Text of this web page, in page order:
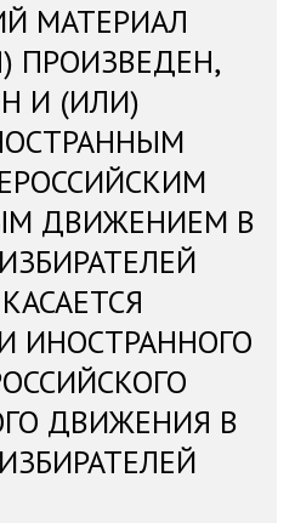
МАТЕРИАЛ
ПРОИЗВЕДЕН,
И (ИЛИ)
ДВИЖЕНИЕМ В
ИНОСТРАННОГО
ДВИЖЕНИЯ В